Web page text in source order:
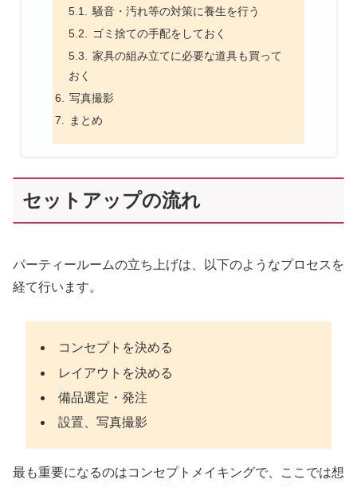
騒音・汚れ等の対策に養生を行う
ゴミ捨ての手配をしておく
家具の組み立てに必要な道具も買って
おく
写真撮影
まとめ
セットアップの流れ
パーティールームの立ち上げは、以下のようなプロセスを
経て行います。
コンセプトを決める
レイアウトを決める
備品選定・発注
設置、写真撮影
最も重要になるのはコンセプトメイキングで、ここでは想